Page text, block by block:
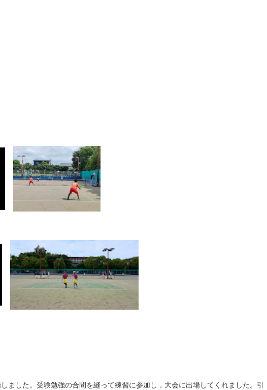
ました。受験勉強の合間を縫って練習に参加し，大会に出場してくれました。引